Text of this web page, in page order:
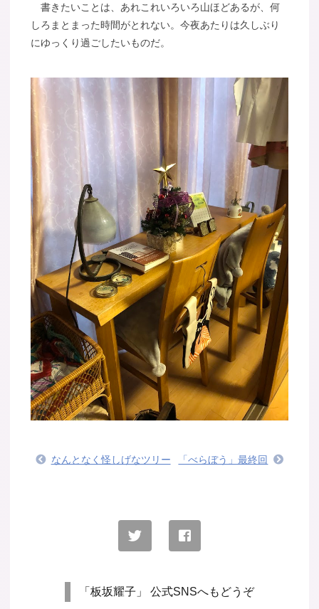
書きたいことは、あれこれいろいろ山ほどあるが、何
しろまとまった時間がとれない。今夜あたりは久しぶり
にゆっくり過ごしたいものだ。
なんとなく怪しげなツリー 「べらぼう」最終回
「板坂耀子」 公式SNSへもどうぞ